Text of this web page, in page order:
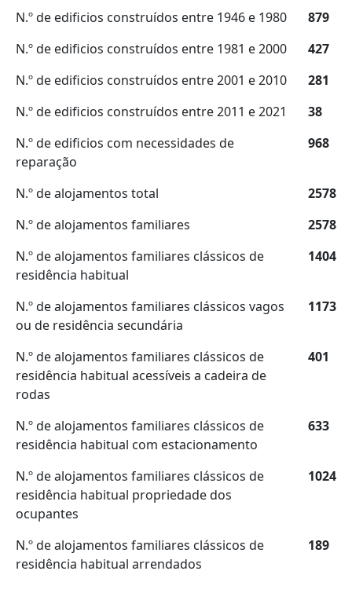
N.º de edificios construídos entre 1946 e 1980
879
N.º de edificios construídos entre 1981 e 2000
427
N.º de edificios construídos entre 2001 e 2010
281
N.º de edificios construídos entre 2011 e 2021
38
N.º de edificios com necessidades de
reparação
968
N.º de alojamentos total
2578
N.º de alojamentos familiares
2578
N.º de alojamentos familiares clássicos de
residência habitual
1404
N.º de alojamentos familiares clássicos vagos
ou de residência secundária
1173
N.º de alojamentos familiares clássicos de
residência habitual acessíveis a cadeira de
rodas
401
N.º de alojamentos familiares clássicos de
residência habitual com estacionamento
633
N.º de alojamentos familiares clássicos de
residência habitual propriedade dos
ocupantes
1024
N.º de alojamentos familiares clássicos de
residência habitual arrendados
189